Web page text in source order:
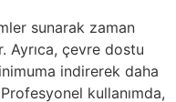
sunarak zaman
Ayrıca, çevre dostu
indirerek daha
kullanımda,